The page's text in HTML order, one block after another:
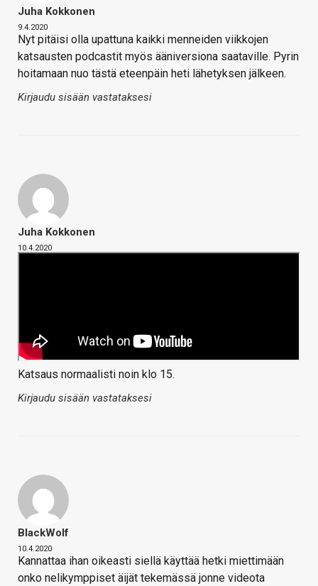
Juha Kokkonen
9.4.2020
Nyt pitäisi olla upattuna kaikki menneiden viikkojen
katsausten podcastit myös ääniversiona saataville. Pyrin
hoitamaan nuo tästä eteenpäin heti lähetyksen jälkeen.
Kirjaudu sisään vastataksesi
Juha Kokkonen
10.4.2020
Katsaus normaalisti noin klo 15.
Kirjaudu sisään vastataksesi
BlackWolf
10.4.2020
Kannattaa ihan oikeasti siellä käyttää hetki miettimään
onko nelikymppiset äijät tekemässä jonne videota